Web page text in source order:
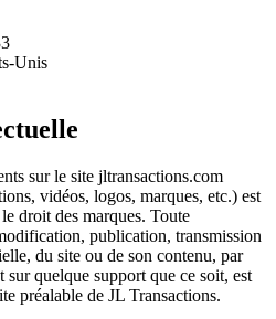
Unis
sur le site jltransactions.com
vidéos, logos, marques, etc.) est
droit des marques. Toute
publication, transmission
du site ou de son contenu, par
sur quelque support que ce soit, est
préalable de JL Transactions.